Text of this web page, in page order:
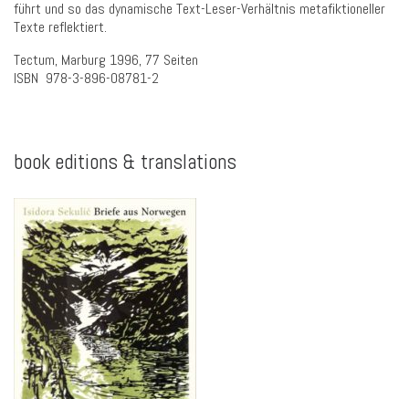
führt und so das dynamische Text-Leser-Verhältnis metafiktioneller
Texte reflektiert.
Tectum, Marburg 1996, 77 Seiten
ISBN ‎ 978-3-896-08781-2
book editions & translations